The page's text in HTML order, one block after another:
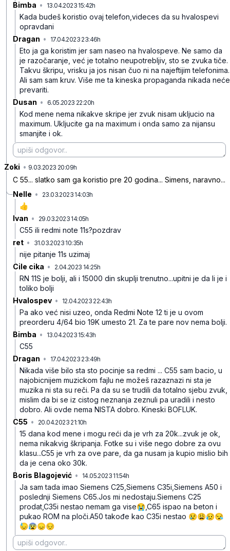
Bimba • 13.04.2023 15:42h
Kada budeš koristio ovaj telefon,videces da su hvalospevi
opravdani
Dragan • 17.04.2023 23:46h
Eto ja ga koristim jer sam naseo na hvalospeve. Ne samo da
je razočaranje, već je totalno neupotrebljiv, sto se zvuka tiče.
Takvu škripu, vrisku ja jos nisan čuo ni na najeftijim telefonima.
Ali sam sam kruv. Više me ta kineska propaganda nikada neće
prevariti.
Dusan • 6.05.2023 22:20h
Kod mene nema nikakve skripe jer zvuk nisam ukljucio na
maximum. Ukljucite ga na maximum i onda samo za nijansu
smanjite i ok.
Zoki • 9.03.2023 20:09h
C 55... slatko sam ga koristio pre 20 godina... Simens, naravno...
Nelle • 23.03.2023 14:03h
👍
Ivan • 29.03.2023 14:05h
C55 ili redmi note 11s?pozdrav
ret • 31.03.2023 10:35h
nije pitanje 11s uzimaj
Cile cika • 2.04.2023 14:25h
RN 11S je bolji, ali i 15000 din skuplji trenutno...upitni je da li je i
toliko bolji
Hvalospev • 12.04.2023 22:43h
Pa ako već nisi uzeo, onda Redmi Note 12 ti je u ovom
preorderu 4/64 bio 19K umesto 21. Za te pare nov nema bolji.
Bimba • 13.04.2023 15:43h
C55
Dragan • 17.04.2023 23:49h
Nikada više bilo sta sto pocinje sa redmi ... C55 sam bacio, u
najobicnijem muzickom fajlu ne možeš razaznazi ni sta je
muzika ni sta su reči. Pa da su se trudili da totalno sjebu zvuk,
mislim da bi se iz cistog neznanja zeznuli pa uradili i nesto
dobro. Ali ovde nema NISTA dobro. Kineski BOFLUK.
C55 • 20.04.2023 21:10h
15 dana kod mene i mogu reći da je vrh za 20k...zvuk je ok,
nema nikakvig škripanja. Fotke su i više nego dobre za ovu
klasu...C55 je vrh za ove pare, da ga nusam ja kupio mislio bih
da je cena oko 30k.
Boris Blagojević • 14.05.2023 11:54h
Ja sam tada imao Siemens C25,Siemens C35i,Siemens A50 i
poslednji Siemens C65.Jos mi nedostaju.Siemens C25
prodat,C35i nestao nemam ga vise😭,C65 ispao na beton i
pukao ROM na ploči.A50 takođe kao C35i nestao 😢😩😥😪
😓😰😞😔